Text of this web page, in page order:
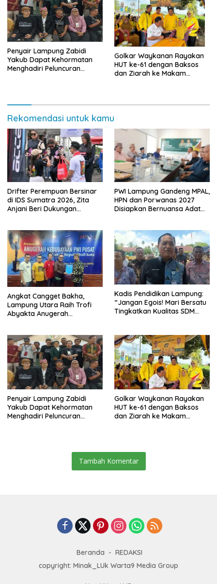
Penyair Lampung Zabidi
Yakub Dapat Kehormatan
Menghadiri Peluncuran
Golkar Waykanan Rayakan
HUT ke-61 dengan Baksos
dan Ziarah ke Makam
Rekomendasi untuk kamu
Drifter Perempuan Bersinar
di IDS Sumatra 2026, Zita
Anjani Beri Dukungan
PWI Lampung Gandeng MPAL,
HPN dan Porwanas 2027
Disiapkan Bernuansa Adat
Angkat Cangget Bakha,
Lampung Utara Raih Trofi
Abyakta Anugerah
Kadis Pendidikan Lampung:
“Jangan Egois! Mari Bersatu
Tingkatkan Kualitas SDM
Penyair Lampung Zabidi
Yakub Dapat Kehormatan
Menghadiri Peluncuran
Golkar Waykanan Rayakan
HUT ke-61 dengan Baksos
dan Ziarah ke Makam
Tambah Komentar
Beranda
REDAKSI
copyright: Minak_LUk Warta9 Media Group